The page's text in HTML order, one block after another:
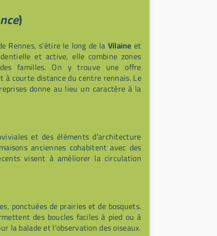
)
Rennes, s’étire le long de la Vilaine et
et active, elle combine zones
familles. On y trouve une offre
courte distance du centre rennais. Le
donne au lieu un caractère à la
et des éléments d’architecture
anciennes cohabitent avec des
visent à améliorer la circulation
ponctuées de prairies et de bosquets.
des boucles faciles à pied ou à
la balade et l’observation des oiseaux.